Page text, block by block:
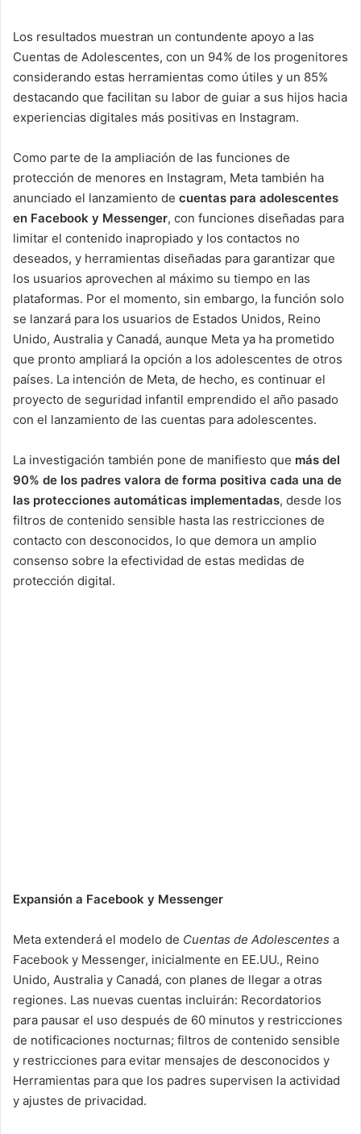
Los resultados muestran un contundente apoyo a las
Cuentas de Adolescentes, con un 94% de los progenitores
considerando estas herramientas como útiles y un 85%
destacando que facilitan su labor de guiar a sus hijos hacia
experiencias digitales más positivas en Instagram.
Como parte de la ampliación de las funciones de
protección de menores en Instagram, Meta también ha
anunciado el lanzamiento de cuentas para adolescentes
en Facebook y Messenger, con funciones diseñadas para
limitar el contenido inapropiado y los contactos no
deseados, y herramientas diseñadas para garantizar que
los usuarios aprovechen al máximo su tiempo en las
plataformas. Por el momento, sin embargo, la función solo
se lanzará para los usuarios de Estados Unidos, Reino
Unido, Australia y Canadá, aunque Meta ya ha prometido
que pronto ampliará la opción a los adolescentes de otros
países. La intención de Meta, de hecho, es continuar el
proyecto de seguridad infantil emprendido el año pasado
con el lanzamiento de las cuentas para adolescentes.
La investigación también pone de manifiesto que más del
90% de los padres valora de forma positiva cada una de
las protecciones automáticas implementadas, desde los
filtros de contenido sensible hasta las restricciones de
contacto con desconocidos, lo que demora un amplio
consenso sobre la efectividad de estas medidas de
protección digital.
Expansión a Facebook y Messenger
Meta extenderá el modelo de Cuentas de Adolescentes a
Facebook y Messenger, inicialmente en EE.UU., Reino
Unido, Australia y Canadá, con planes de llegar a otras
regiones. Las nuevas cuentas incluirán: Recordatorios
para pausar el uso después de 60 minutos y restricciones
de notificaciones nocturnas; filtros de contenido sensible
y restricciones para evitar mensajes de desconocidos y
Herramientas para que los padres supervisen la actividad
y ajustes de privacidad.